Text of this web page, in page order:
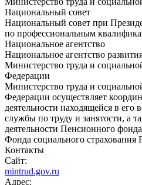
Национальный совет
Национальный совет при
по профессиональным
Национальное агентство
Национальное агентство
Министерство труда и
Федерации
Министерство труда и
Федерации осуществляет
деятельности находящейся в его
службы по труду и занятости, а
деятельности Пенсионного
Фонда социального страхования
Контакты
Сайт:
mintrud.gov.ru
Адрес: